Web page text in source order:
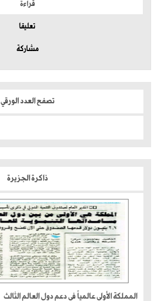
قراءة
تعليقا
مشاركة
تصفح العدد الورقي
ذاكرة الجزيرة
المملكة الأولى عالمياً في دعم دول العالم الثالث